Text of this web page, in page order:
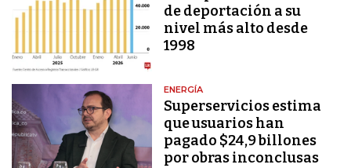
de deportación a su
nivel más alto desde
1998
ENERGÍA
Superservicios estima
que usuarios han
pagado $24,9 billones
por obras inconclusas